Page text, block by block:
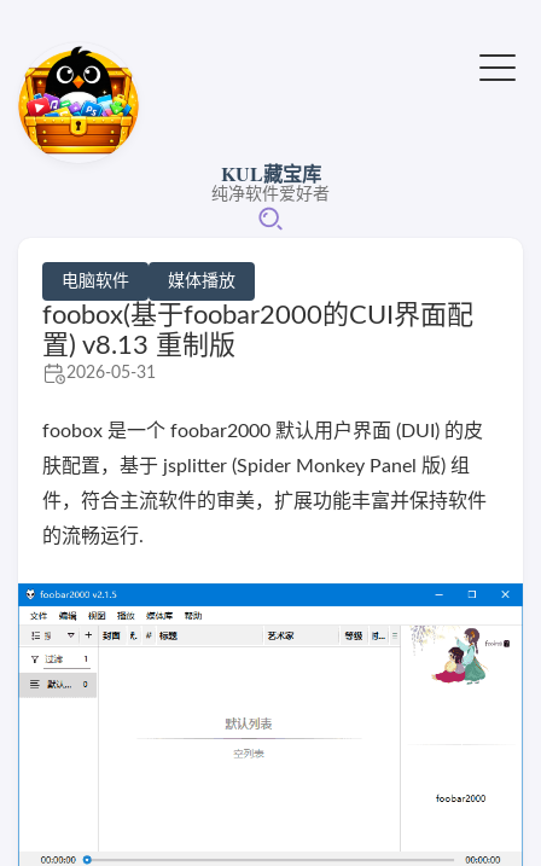
KUL藏宝库
纯净软件爱好者
电脑软件 媒体播放
foobox(基于foobar2000的CUI界面配
置) v8.13 重制版
2026-05-31
foobox 是一个 foobar2000 默认用户界面 (DUI) 的皮
肤配置，基于 jsplitter (Spider Monkey Panel 版) 组
件，符合主流软件的审美，扩展功能丰富并保持软件
的流畅运行.